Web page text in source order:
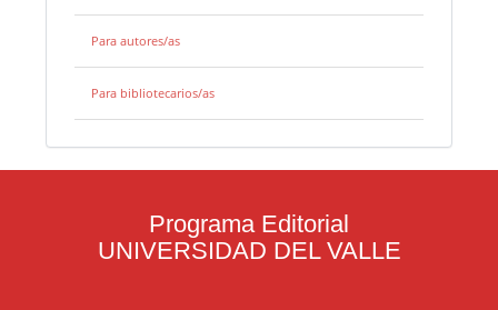
Para autores/as
Para bibliotecarios/as
Programa Editorial
UNIVERSIDAD DEL VALLE